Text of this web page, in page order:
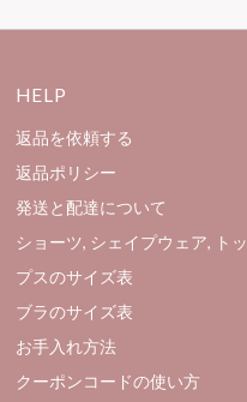
HELP
返品を依頼する
返品ポリシー
発送と配達について
ショーツ, シェイプウェア, トッ
プスのサイズ表
ブラのサイズ表
お手入れ方法
クーポンコードの使い方